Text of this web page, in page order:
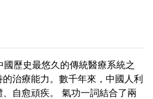
國歷史最悠久的傳統醫療系統之
治療能力。數千年來，中國人利
自愈頑疾。
氣功一詞結合了兩